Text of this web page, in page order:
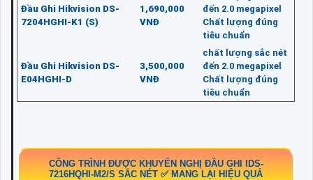
Đầu Ghi Hikvision DS-
7204HGHI-K1 (S)
1,690,000
VNĐ
đến 2.0 megapixel
Chất lượng đúng
tiêu chuẩn
Đầu Ghi Hikvision DS-
E04HGHI-D
3,500,000
VNĐ
chất lượng sắc nét
đến 2.0 megapixel
Chất lượng đúng
tiêu chuẩn
CÔNG TRÌNH ĐƯỢC KHUYẾN NGHỊ ĐẦU GHI
IDS-
7216HQHI-M2/S SẮC NÉT ✅ MANG LẠI HIỆU QUẢ